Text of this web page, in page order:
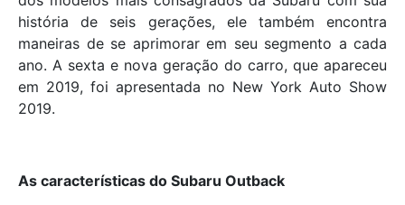
história de seis gerações, ele também encontra
maneiras de se aprimorar em seu segmento a cada
ano. A sexta e nova geração do carro, que apareceu
em 2019, foi apresentada no New York Auto Show
2019.
As características do Subaru Outback